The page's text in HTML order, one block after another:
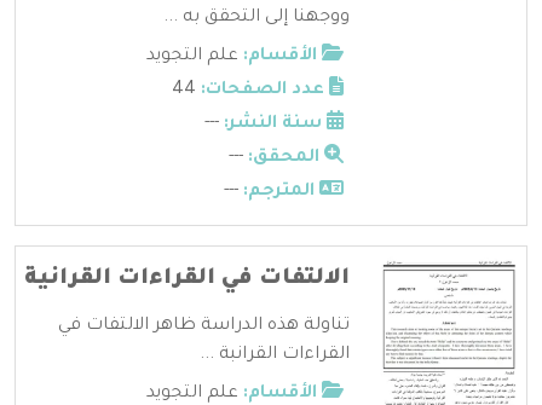
ووجهنا إلى التحقق به ...
الأقسام: علم التجويد
عدد الصفحات:
سنة النشر: ---
المحقق: ---
المترجم: ---
الالتفات في القراءات القرانية
تناولة هذه الدراسة ظاهر الالتفات في
القراءات القرانبة ...
الأقسام: علم التجويد